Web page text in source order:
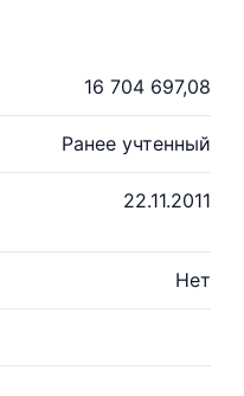
16 704 697,08
Ранее учтенный
22.11.2011
Нет